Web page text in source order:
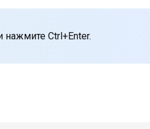
нажмите Ctrl+Enter.